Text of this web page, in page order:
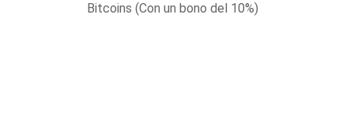
Bitcoins (Con un bono del 10%)